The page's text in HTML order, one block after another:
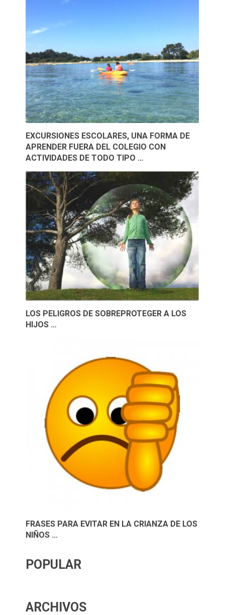
EXCURSIONES ESCOLARES, UNA FORMA DE
APRENDER FUERA DEL COLEGIO CON
ACTIVIDADES DE TODO TIPO …
LOS PELIGROS DE SOBREPROTEGER A LOS
HIJOS …
FRASES PARA EVITAR EN LA CRIANZA DE LOS
NIÑOS …
POPULAR
ARCHIVOS